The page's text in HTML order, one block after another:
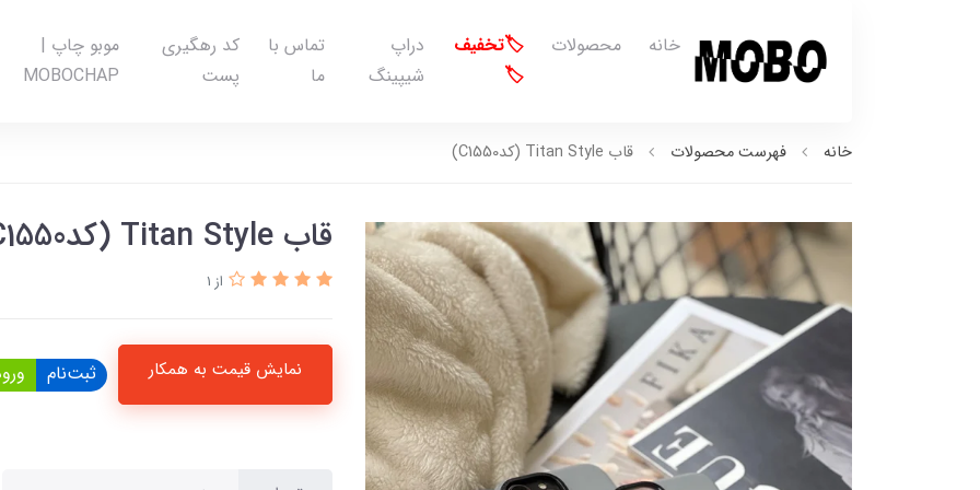
خانه محصولات
🏷️تخفیف
🏷️
دراپ
شیپینگ
تماس با
ما
کد رهگیری
پست
موبو چاپ |
MOBOCHAP
خانه فهرست محصولات قاب Titan Style (کدC1550)
قاب Titan Style (کدC1550)
از 1
نمایش قیمت به همکار ثبت‌نام